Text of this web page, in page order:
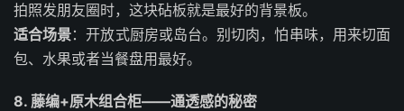
拍照发朋友圈时，这块砧板就是最好的背景板。
适合场景：开放式厨房或岛台。别切肉，怕串味，用来切面
包、水果或者当餐盘用最好。
8. 藤编+原木组合柜——通透感的秘密